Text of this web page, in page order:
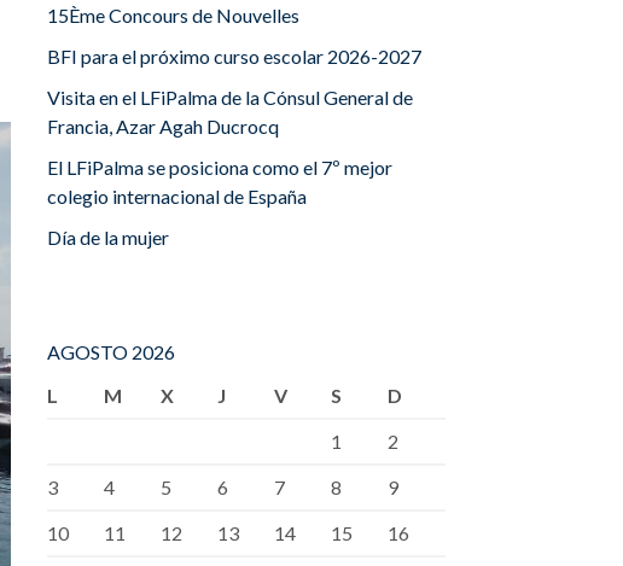
15Ème Concours de Nouvelles
BFI para el próximo curso escolar 2026-2027
Visita en el LFiPalma de la Cónsul General de
Francia, Azar Agah Ducrocq
El LFiPalma se posiciona como el 7º mejor
colegio internacional de España
Día de la mujer
AGOSTO 2026
L
M X J V S
D
1
2
3
4 5 6 7 8
9
10
11 12 13 14 15
16